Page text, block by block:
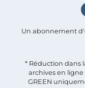
Un abonnement
* Réduction dans
archives en
GREEN